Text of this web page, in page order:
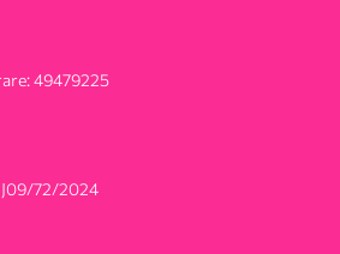
49479225
72/2024